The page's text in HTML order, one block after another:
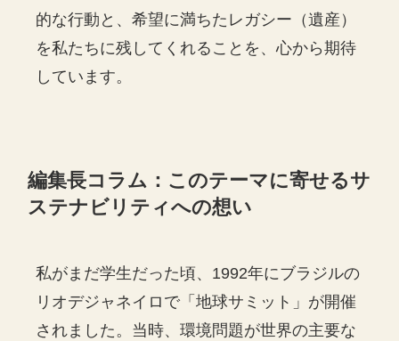
的な行動と、希望に満ちたレガシー（遺産）
を私たちに残してくれることを、心から期待
しています。
編集長コラム：このテーマに寄せるサ
ステナビリティへの想い
私がまだ学生だった頃、1992年にブラジルの
リオデジャネイロで「地球サミット」が開催
されました。当時、環境問題が世界の主要な